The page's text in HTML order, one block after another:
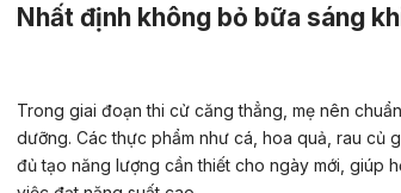
Nhất định không bỏ bữa sáng
Trong giai đoạn thi cử căng thẳng, mẹ nên
dưỡng. Các thực phẩm như cá, hoa quả, rau củ
đủ tạo năng lượng cần thiết cho ngày mới, giúp